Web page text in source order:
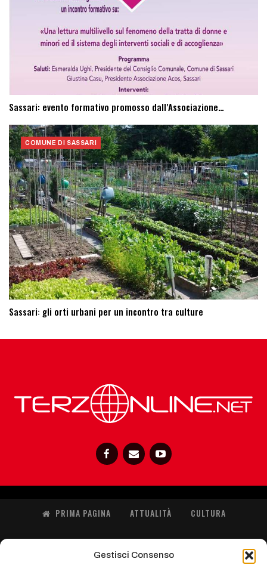
Gestisci Consenso
Sassari: evento formativo promosso dall’Associazione…
COMUNE DI SASSARI
Sassari: ​gli orti urbani per un incontro tra culture
PRIMA PAGINA ATTUALITÀ CULTURA
SOS ITS ISTRUZIONE POLITICA SANITA’